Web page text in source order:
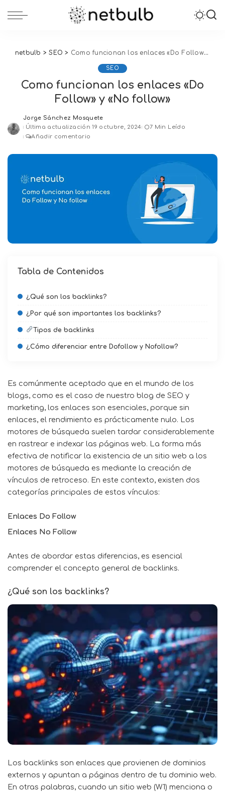
netbulb >SEO > Como funcionan los enlaces «Do Follow» y «No follow»
SEO
Como funcionan los enlaces «Do
Follow» y «No follow»
Posted
by
Jorge Sánchez Mosquete
Última actualización 19 octubre, 2024
7 Min Leído
Añadir comentario
Tabla de Contenidos
¿Qué son los backlinks?
¿Por qué son importantes los backlinks?
Tipos de backlinks
¿Cómo diferenciar entre Dofollow y Nofollow?
Es comúnmente aceptado que en el mundo de los
blogs, como es el caso de nuestro blog de SEO y
marketing, los enlaces son esenciales, porque sin
enlaces, el rendimiento es prácticamente nulo. Los
motores de búsqueda suelen tardar considerablemente
en rastrear e indexar las páginas web. La forma más
efectiva de notificar la existencia de un sitio web a los
motores de búsqueda es mediante la creación de
vínculos de retroceso. En este contexto, existen dos
categorías principales de estos vínculos:
Enlaces Do Follow
Enlaces No Follow
Antes de abordar estas diferencias, es esencial
comprender el concepto general de backlinks.
¿Qué son los backlinks?
Los backlinks son enlaces que provienen de dominios
externos y apuntan a páginas dentro de tu dominio web.
En otras palabras, cuando un sitio web (W1) menciona o